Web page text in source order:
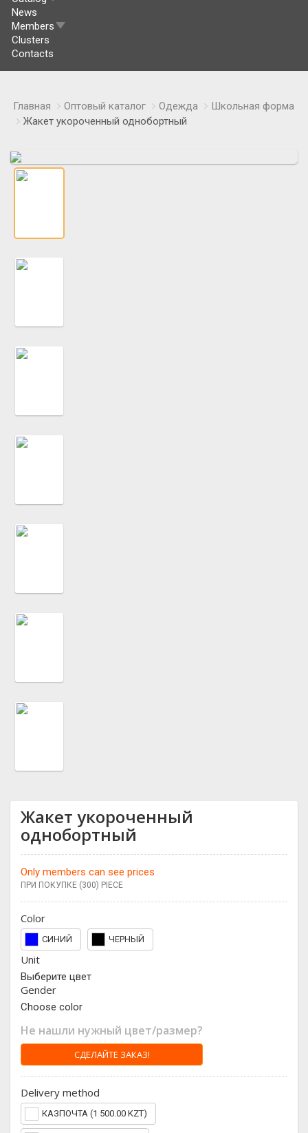
News
Members
Clusters
Contacts
Главная Оптовый каталог Одежда
Школьная форма
Жакет укороченный однобортный
Жакет укороченный
однобортный
Only members can see prices
ПРИ ПОКУПКЕ (300) PIECE
Color
СИНИЙ ЧЕРНЫЙ
Unit
Выберите цвет
Gender
Choose color
Не нашли нужный цвет/размер?
СДЕЛАЙТЕ ЗАКАЗ!
Delivery method
КАЗПОЧТА (1 500.00 KZT)